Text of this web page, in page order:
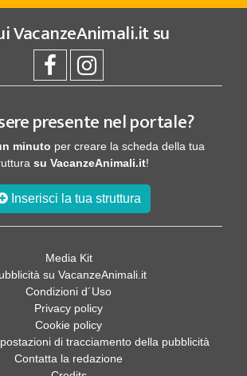
VacanzeAnimali.itsu
presente nel portale?
minuto per creare la scheda della tua
su VacanzeAnimali.it!
Inserisci la tua struttura
Media Kit
su VacanzeAnimali.it
Condizioni d´Uso
Privacy policy
Cookie policy
di tracciamento della pubblicità
Contatta la redazione